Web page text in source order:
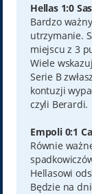
Hellas 1:0
Bardzo
utrzymanie.
miejscu z 3
Wiele
Serie B
kontuzji
czyli Berardi.
Empoli 0:1
Równie
Hellasowi
Będzie na